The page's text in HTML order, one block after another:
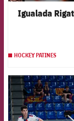
Igualada
HOCKEY PATINES